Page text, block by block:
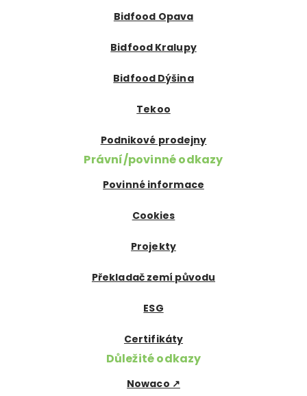
Bidfood Opava
Bidfood Kralupy
Bidfood Dýšina
Tekoo
Podnikové prodejny
Právní/povinné odkazy
Povinné informace
Cookies
Projekty
Překladač zemí původu
ESG
Certifikáty
Důležité odkazy
Nowaco ↗